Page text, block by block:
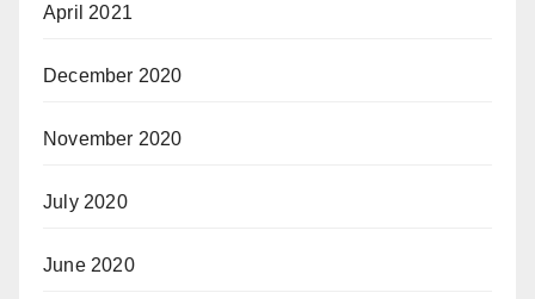
April 2021
December 2020
November 2020
July 2020
June 2020